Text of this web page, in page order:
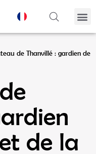
de Thanvillé : gardien de
de la